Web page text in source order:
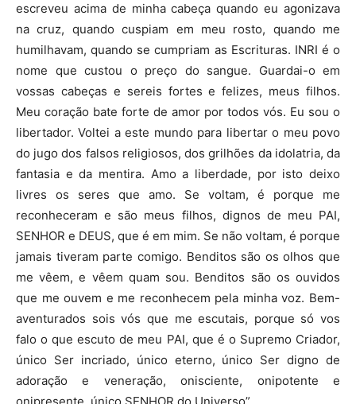
escreveu acima de minha cabeça quando eu agonizava
na cruz, quando cuspiam em meu rosto, quando me
humilhavam, quando se cumpriam as Escrituras. INRI é o
nome que custou o preço do sangue. Guardai-o em
vossas cabeças e sereis fortes e felizes, meus filhos.
Meu coração bate forte de amor por todos vós. Eu sou o
libertador. Voltei a este mundo para libertar o meu povo
do jugo dos falsos religiosos, dos grilhões da idolatria, da
fantasia e da mentira. Amo a liberdade, por isto deixo
livres os seres que amo. Se voltam, é porque me
reconheceram e são meus filhos, dignos de meu PAI,
SENHOR e DEUS, que é em mim. Se não voltam, é porque
jamais tiveram parte comigo. Benditos são os olhos que
me vêem, e vêem quam sou. Benditos são os ouvidos
que me ouvem e me reconhecem pela minha voz. Bem-
aventurados sois vós que me escutais, porque só vos
falo o que escuto de meu PAI, que é o Supremo Criador,
único Ser incriado, único eterno, único Ser digno de
adoração e veneração, onisciente, onipotente e